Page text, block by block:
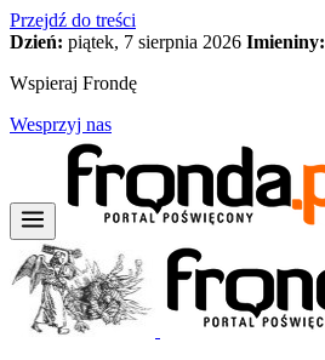
Przejdź do treści
Dzień: piątek, 7 sierpnia 2026 Imieniny:
Wspieraj Frondę
Wesprzyj nas